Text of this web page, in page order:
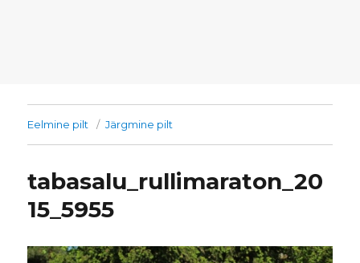
Eelmine pilt Järgmine pilt
tabasalu_rullimaraton_20
15_5955